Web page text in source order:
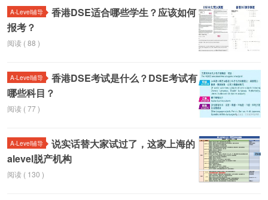
A-Level辅导
香港DSE适合哪些学生？应该如何
报考？
阅读 ( 88 )
A-Level辅导
香港DSE考试是什么？DSE考试有
哪些科目？
阅读 ( 77 )
A-Level辅导
说实话替大家试过了，这家上海的
alevel脱产机构
阅读 ( 130 )